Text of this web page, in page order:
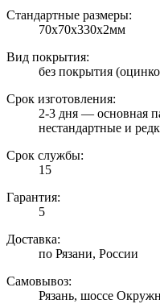
Стандартные размеры:
70х70х330х2мм
Вид покрытия:
без покрытия
Срок изготовления:
2-3 дня — основная
нестандартные и
Срок службы:
15
Гарантия:
5
Доставка:
по Рязани, России
Самовывоз:
Рязань, шоссе